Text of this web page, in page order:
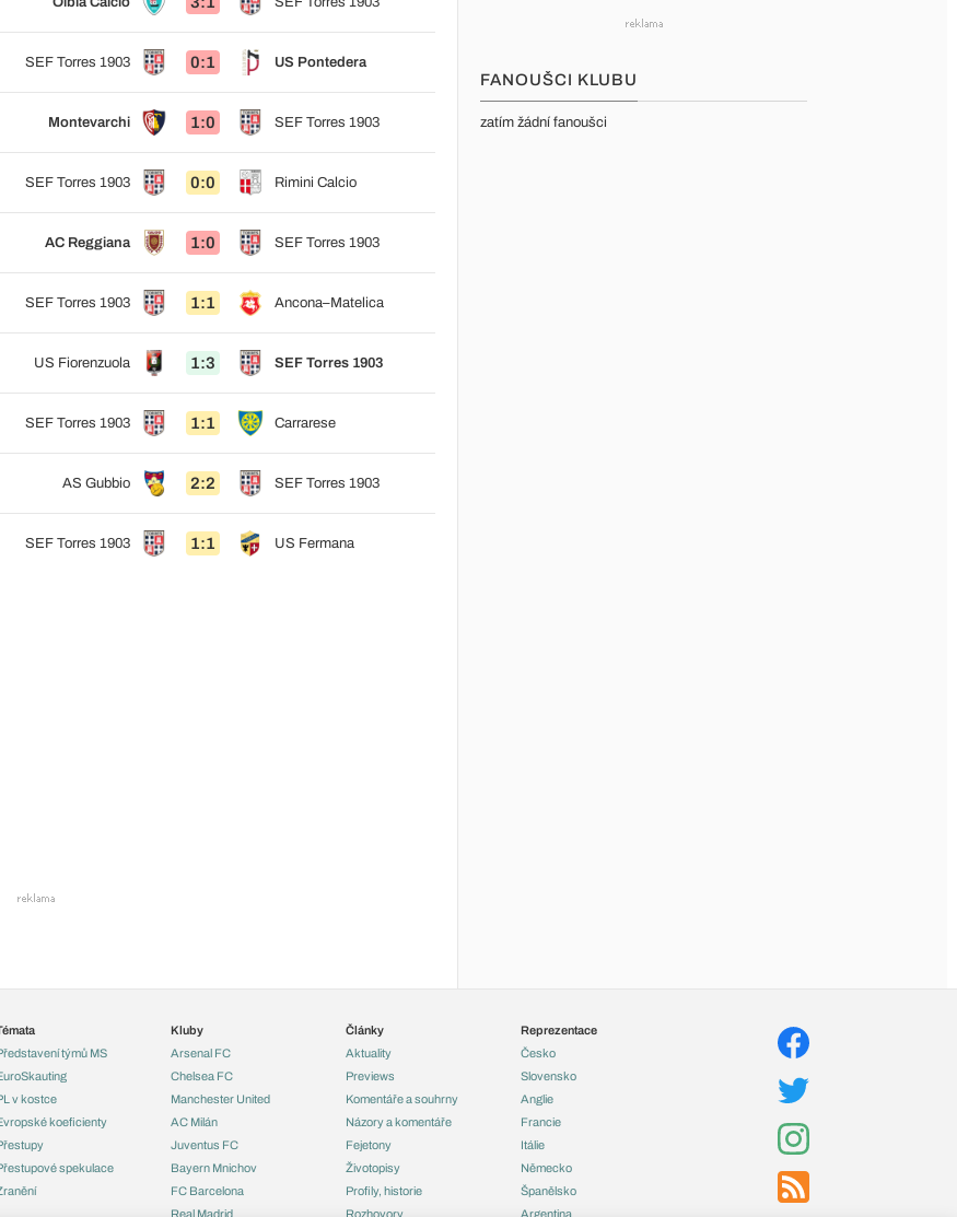
SEF Torres 1903 0:1 US Pontedera
Montevarchi 1:0 SEF Torres 1903
SEF Torres 1903 0:0 Rimini Calcio
AC Reggiana 1:0 SEF Torres 1903
SEF Torres 1903 1:1 Ancona–Matelica
US Fiorenzuola 1:3 SEF Torres 1903
SEF Torres 1903 1:1 Carrarese
AS Gubbio 2:2 SEF Torres 1903
SEF Torres 1903 1:1 US Fermana
FANOUŠCI KLUBU
zatím žádní fanoušci
týmů MS
v kostce
koeficienty
spekulace
Kluby
Arsenal FC
Chelsea FC
Manchester United
AC Milán
Juventus FC
Bayern Mnichov
FC Barcelona
Real Madrid
Články
Aktuality
Previews
Komentáře a souhrny
Názory a komentáře
Fejetony
Životopisy
Profily, historie
Rozhovory
Reprezentace
Česko
Slovensko
Anglie
Francie
Itálie
Německo
Španělsko
Argentina